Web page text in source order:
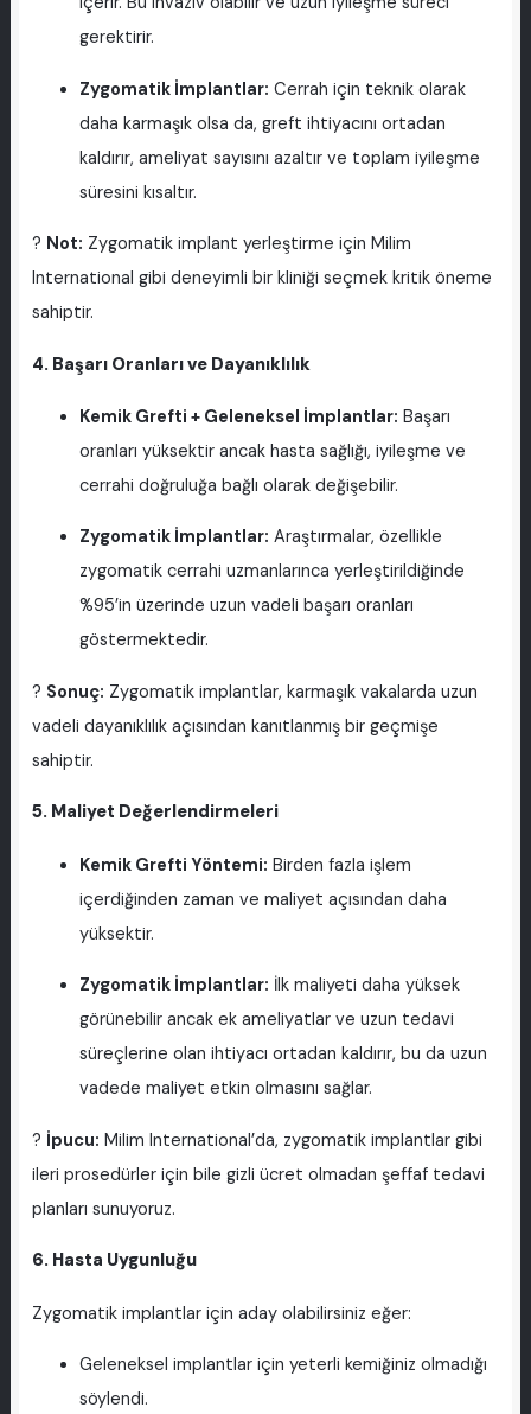
gerektirir.
Zygomatik İmplantlar: Cerrah için teknik olarak
daha karmaşık olsa da, greft ihtiyacını ortadan
kaldırır, ameliyat sayısını azaltır ve toplam iyileşme
süresini kısaltır.
? Not: Zygomatik implant yerleştirme için Milim
International gibi deneyimli bir kliniği seçmek kritik öneme
sahiptir.
4. Başarı Oranları ve Dayanıklılık
Kemik Grefti + Geleneksel İmplantlar: Başarı
oranları yüksektir ancak hasta sağlığı, iyileşme ve
cerrahi doğruluğa bağlı olarak değişebilir.
Zygomatik İmplantlar: Araştırmalar, özellikle
zygomatik cerrahi uzmanlarınca yerleştirildiğinde
%95’in üzerinde uzun vadeli başarı oranları
göstermektedir.
? Sonuç: Zygomatik implantlar, karmaşık vakalarda uzun
vadeli dayanıklılık açısından kanıtlanmış bir geçmişe
sahiptir.
5. Maliyet Değerlendirmeleri
Kemik Grefti Yöntemi: Birden fazla işlem
içerdiğinden zaman ve maliyet açısından daha
yüksektir.
Zygomatik İmplantlar: İlk maliyeti daha yüksek
görünebilir ancak ek ameliyatlar ve uzun tedavi
süreçlerine olan ihtiyacı ortadan kaldırır, bu da uzun
vadede maliyet etkin olmasını sağlar.
? İpucu: Milim International’da, zygomatik implantlar gibi
ileri prosedürler için bile gizli ücret olmadan şeffaf tedavi
planları sunuyoruz.
6. Hasta Uygunluğu
Zygomatik implantlar için aday olabilirsiniz eğer:
Geleneksel implantlar için yeterli kemiğiniz olmadığı
söylendi.